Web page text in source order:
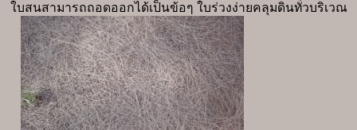
ใบสนสามารถถอดออกได้เป็นข้อๆ ใบร่วงง่ายคลุมดินทั่วบริเวณ